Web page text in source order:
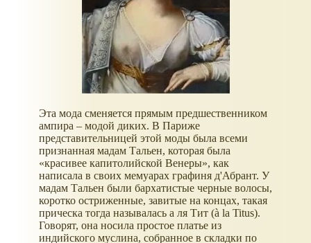
Эта мода сменяется прямым предшественником
ампира – модой диких. В Париже
представительницей этой моды была всеми
признанная мадам Тальен, которая была
«красивее капитолийской Венеры», как
написала в своих мемуарах графиня д'Абрант. У
мадам Тальен были бархатистые черные волосы,
коротко остриженные, завитые на концах, такая
прическа тогда называлась а ля Тит (à la Titus).
Говорят, она носила простое платье из
индийского муслина, собранное в складки по